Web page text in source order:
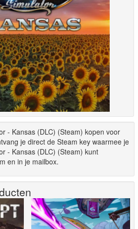
- Kansas (DLC) (Steam) kopen voor
je direct de Steam key waarmee je
- Kansas (DLC) (Steam) kunt
en in je mailbox.